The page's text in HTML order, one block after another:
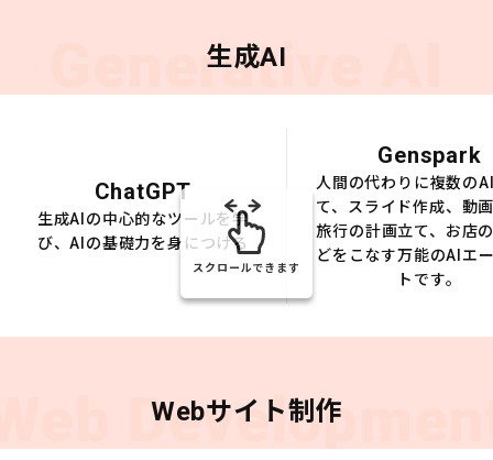
Generative AI
生成AI
ChatGPT
生成AIの中心的なツールを学
び、AIの基礎力を身につける
Genspark
人間の代わりに複数の
て、スライド作成、動
旅行の計画立て、お店
どをこなす万能のAIエ
トです。
スクロールできます
Webサイト制作